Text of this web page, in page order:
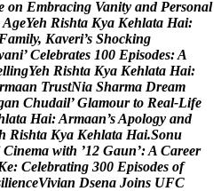
on Embracing Vanity and Personal
AgeYeh Rishta Kya Kehlata Hai:
Family, Kaveri’s Shocking
ani’ Celebrates 100 Episodes:A
llingYeh Rishta Kya Kehlata Hai:
rmaan TrustNia Sharma Dream
an Chudail’ Glamour to Real-Life
lata Hai:Armaan’sApology and
Rishta Kya Kehlata Hai.Sonu
Cinema with ’12 Gaun’:A Career
e: Celebrating 300 Episodes of
ilienceVivian Dsena Joins UFC